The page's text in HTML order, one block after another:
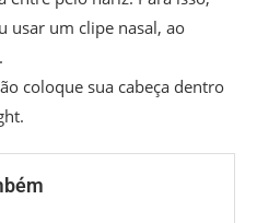
usar um clipe nasal, ao
coloque sua cabeça dentro